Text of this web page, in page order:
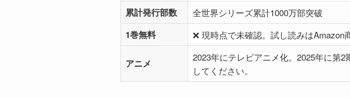
累計発行部数 全世界シリーズ累計1000万部突破
1巻無料 ❌ 現時点で未確認。試し読みはAmazon
アニメ
2023年にテレビアニメ化。2025年に第
してください。